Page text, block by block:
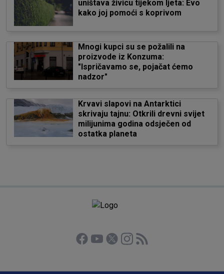
uništava živicu tijekom ljeta: Evo
kako joj pomoći s koprivom
Mnogi kupci su se požalili na
proizvode iz Konzuma:
"Ispričavamo se, pojačat ćemo
nadzor"
Krvavi slapovi na Antarktici
skrivaju tajnu: Otkrili drevni svijet
milijunima godina odsječen od
ostatka planeta